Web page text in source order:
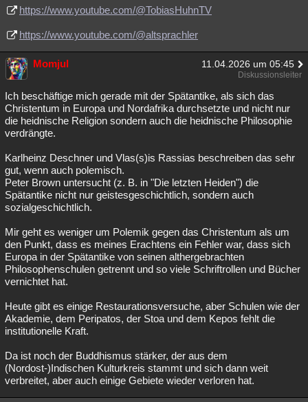
https://www.youtube.com/@TobiasHuhnTV
https://www.youtube.com/@altsprachler
Momjul 11.04.2026 um 05:45
Diskussionsleiter
Ich beschäftige mich gerade mit der Spätantike, als sich das
Christentum in Europa und Nordafrika durchsetzte und nicht nur
die heidnische Religion sondern auch die heidnische Philosophie
verdrängte.
Karlheinz Deschner und Vlas(s)is Rassias beschreiben das sehr
gut, wenn auch polemisch.
Peter Brown untersucht (z. B. in "Die letzten Heiden") die
Spätantike nicht nur geistesgeschichtlich, sondern auch
sozialgeschichtlich.
Mir geht es weniger um Polemik gegen das Christentum als um
den Punkt, dass es meines Erachtens ein Fehler war, dass sich
Europa in der Spätantike von seinen althergebrachten
Philosophenschulen getrennt und so viele Schriftrollen und Bücher
vernichtet hat.
Heute gibt es einige Restaurationsversuche, aber Schulen wie der
Akademie, dem Peripatos, der Stoa und dem Kepos fehlt die
institutionelle Kraft.
Da ist noch der Buddhismus stärker, der aus dem
(Nordost-)Indischen Kulturkreis stammt und sich dann weit
verbreitet, aber auch einige Gebiete wieder verloren hat.